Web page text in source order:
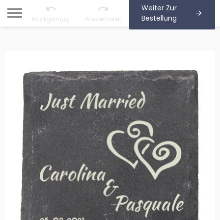
Rückgängig Wiederholen
Weiter Zur
Bestellung